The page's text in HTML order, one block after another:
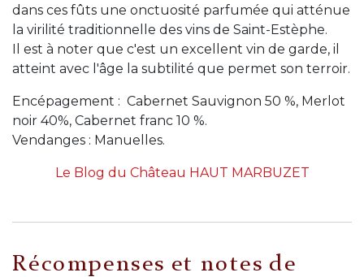
dans ces fûts une onctuosité parfumée qui atténue
la virilité traditionnelle des vins de Saint-Estèphe.
Il est à noter que c'est un excellent vin de garde, il
atteint avec l'âge la subtilité que permet son terroir.
Encépagement : Cabernet Sauvignon 50 %, Merlot
noir 40%, Cabernet franc 10 %.
Vendanges : Manuelles.
Le Blog du Château HAUT MARBUZET
Récompenses et notes de